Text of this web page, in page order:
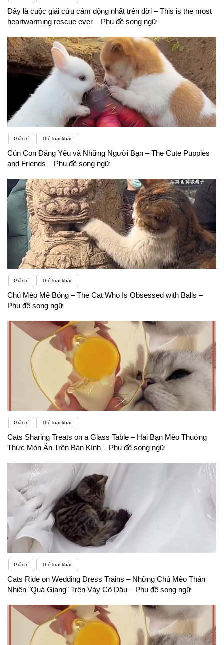
Đây là cuộc giải cứu cảm động nhất trên đời – This is the most
heartwarming rescue ever – Phụ đề song ngữ
Giải trí Thể loại khác
Cún Con Đáng Yêu và Những Người Bạn – The Cute Puppies
and Friends – Phụ đề song ngữ
Giải trí Thể loại khác
Chú Mèo Mê Bóng – The Cat Who Is Obsessed with Balls –
Phụ đề song ngữ
Giải trí Thể loại khác
Cats Sharing Treats on a Glass Table – Hai Bạn Mèo Thuởng
Thức Món Ăn Trên Bàn Kính – Phụ đề song ngữ
Giải trí Thể loại khác
Cats Ride on Wedding Dress Trains – Những Chú Mèo Thản
Nhiên "Quá Giang" Trên Váy Cô Dâu – Phụ đề song ngữ